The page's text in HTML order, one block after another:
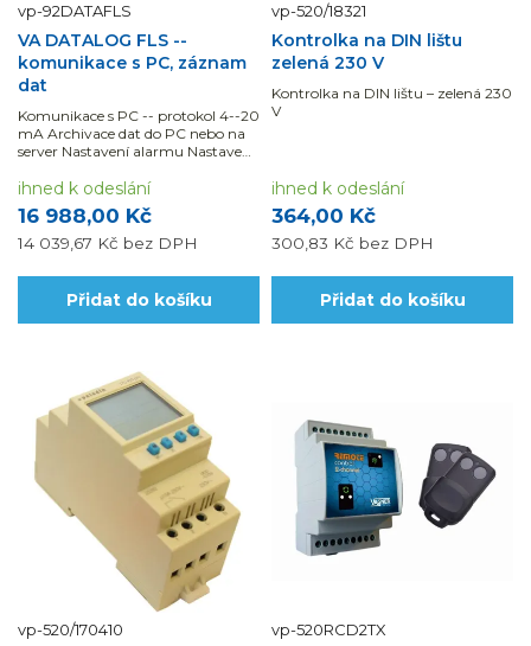
vp-92DATAFLS
VA DATALOG FLS --
komunikace s PC, záznam
dat
Komunikace s PC -- protokol 4--20
mA Archivace dat do PC nebo na
server Nastavení alarmu Nastavení
monitoring Expor t dat (xls, csv,
txt) Možnost připojení až 4 zaříze
16 988,00 Kč
14 039,67 Kč bez DPH
ihned k odeslání
Přidat do košíku
vp-520/18321
Kontrolka na DIN lištu
zelená 230 V
Kontrolka na DIN lištu – zelená 230
V
364,00 Kč
300,83 Kč bez DPH
ihned k odeslání
Přidat do košíku
vp-520/170410 vp-520RCD2TX